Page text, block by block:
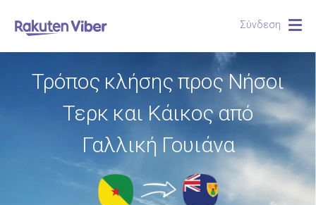
Σύνδεση
Τρόπος κλήσης προς Νήσοι
Τερκ και Κάικος από
Γαλλική Γουιάνα